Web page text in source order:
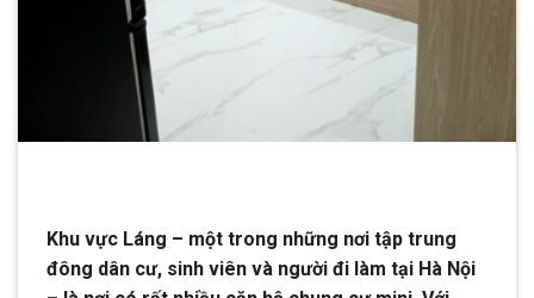
Khu vực Láng – một trong những nơi tập trung
đông dân cư, sinh viên và người đi làm tại Hà Nội